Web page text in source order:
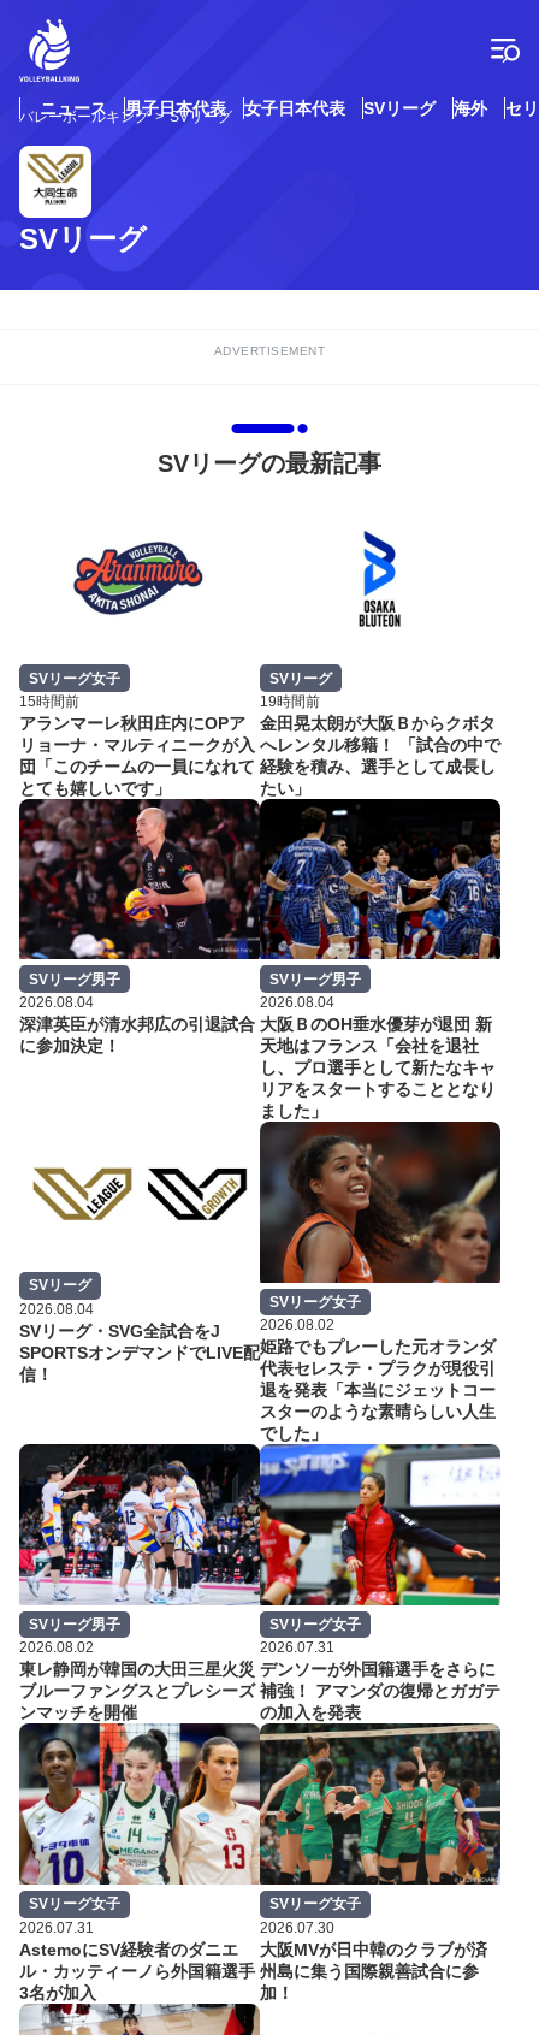
テ
ツ
ニュース 男子日本代表 女子日本代表 SVリーグ 海外 セ
バレーボールキング SVリーグ
SVリーグ
ADVERTISEMENT
SVリーグの最新記事
SVリーグ女子
15時間前
アランマーレ秋田庄内にOPア
リョーナ・マルティニークが入
団「このチームの一員になれて
とても嬉しいです」
SVリーグ
19時間前
金田晃太朗が大阪Ｂからクボタ
へレンタル移籍！ 「試合の中で
経験を積み、選手として成長し
たい」
SVリーグ男子
2026.08.04
深津英臣が清水邦広の引退試合
に参加決定！
SVリーグ男子
2026.08.04
大阪ＢのOH垂水優芽が退団 新
天地はフランス「会社を退社
し、プロ選手として新たなキャ
リアをスタートすることとなり
ました」
SVリーグ
2026.08.04
SVリーグ・SVG全試合をJ
SPORTSオンデマンドでLIVE配
信！
SVリーグ女子
2026.08.02
姫路でもプレーした元オランダ
代表セレステ・プラクが現役引
退を発表「本当にジェットコー
スターのような素晴らしい人生
でした」
SVリーグ男子
2026.08.02
東レ静岡が韓国の大田三星火災
ブルーファングスとプレシーズ
ンマッチを開催
SVリーグ女子
2026.07.31
デンソーが外国籍選手をさらに
補強！ アマンダの復帰とガガテ
の加入を発表
SVリーグ女子
2026.07.31
AstemoにSV経験者のダニエ
ル・カッティーノら外国籍選手
3名が加入
SVリーグ女子
2026.07.30
大阪MVが日中韓のクラブが済
州島に集う国際親善試合に参
加！